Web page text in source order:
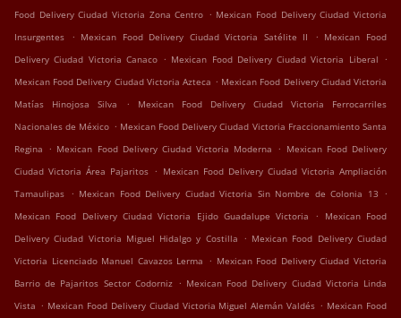
Food Delivery Ciudad Victoria Zona Centro . Mexican Food Delivery Ciudad Victoria
Insurgentes
. Mexican Food Delivery Ciudad Victoria Satélite II . Mexican Food
Delivery Ciudad Victoria Canaco . Mexican Food Delivery Ciudad Victoria Liberal .
Mexican Food Delivery Ciudad Victoria Azteca . Mexican Food Delivery Ciudad Victoria
Matías Hinojosa Silva
.
Mexican Food Delivery Ciudad Victoria Ferrocarriles
Nacionales de México . Mexican Food Delivery Ciudad Victoria Fraccionamiento Santa
Regina . Mexican Food Delivery Ciudad Victoria Moderna . Mexican Food Delivery
Ciudad Victoria Área Pajaritos . Mexican Food Delivery Ciudad Victoria Ampliación
Tamaulipas . Mexican Food Delivery Ciudad Victoria Sin Nombre de Colonia 13 .
Mexican Food Delivery Ciudad Victoria Ejido Guadalupe Victoria
.
Mexican Food
Delivery Ciudad Victoria Miguel Hidalgo y Costilla . Mexican Food Delivery Ciudad
Victoria Licenciado Manuel Cavazos Lerma . Mexican Food Delivery Ciudad Victoria
Barrio de Pajaritos Sector Codorniz . Mexican Food Delivery Ciudad Victoria Linda
Vista . Mexican Food Delivery Ciudad Victoria Miguel Alemán Valdés . Mexican Food